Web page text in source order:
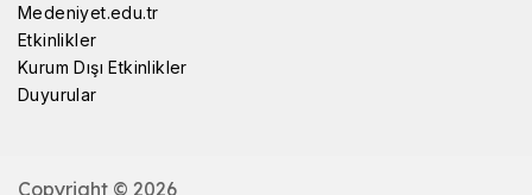
Medeniyet.edu.tr
Etkinlikler
Kurum Dışı Etkinlikler
Duyurular
Copyright © 2026